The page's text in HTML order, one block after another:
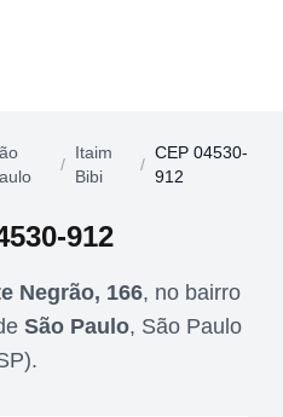
/
Itaim
Bibi
/
CEP 04530-
912
912
Negrão, 166, no bairro
São Paulo, São Paulo
).